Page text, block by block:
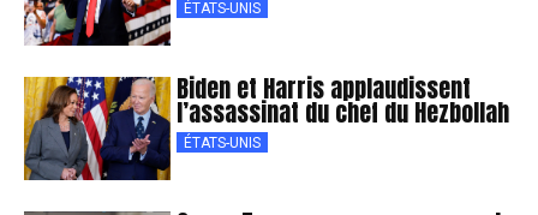
ÉTATS-UNIS
Biden et Harris applaudissent
l’assassinat du chef du Hezbollah
ÉTATS-UNIS